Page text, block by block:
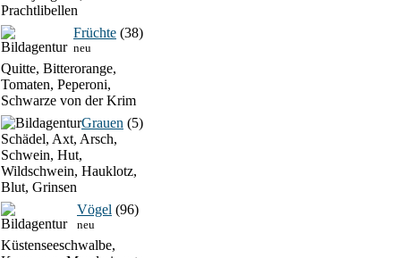
Prachtlibellen
Früchte (38)
neu
Quitte, Bitterorange,
Tomaten, Peperoni,
Schwarze von der Krim
Grauen (5)
Schädel, Axt, Arsch,
Schwein, Hut,
Wildschwein, Hauklotz,
Blut, Grinsen
Vögel (96)
neu
Küstenseeschwalbe,